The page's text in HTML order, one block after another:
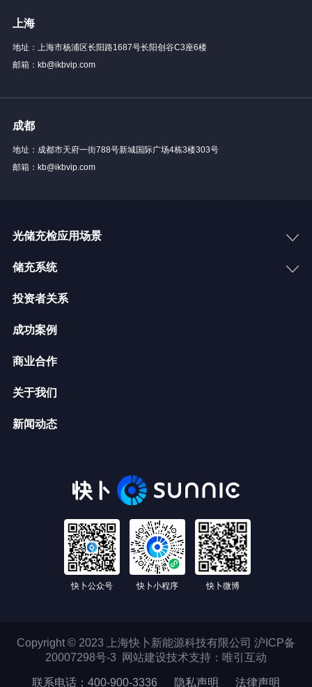
上海
地址：上海市杨浦区长阳路1687号长阳创谷C3座6楼
邮箱：kb@ikbvip.com
成都
地址：成都市天府一街788号新城国际广场4栋3楼303号
邮箱：kb@ikbvip.com
光储充检应用场景
储充系统
投资者关系
成功案例
商业合作
关于我们
新闻动态
快卜公众号 快卜小程序 快卜微博
Copyright © 2023 上海快卜新能源科技有限公司 沪ICP备
20007298号-3 网站建设技术支持： 唯引互动
联系电话：400-900-3336 隐私声明 法律声明